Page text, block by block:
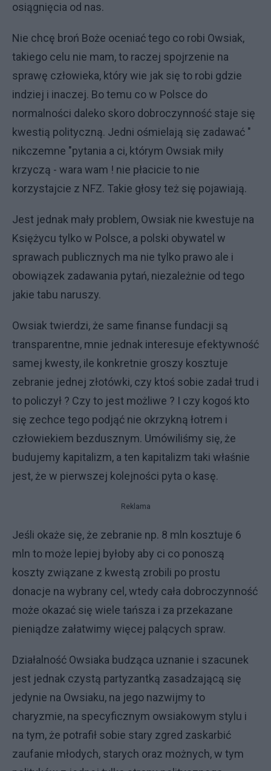
osiągnięcia od nas.
Nie chcę broń Boże oceniać tego co robi Owsiak,
takiego celu nie mam, to raczej spojrzenie na
sprawę człowieka, który wie jak się to robi gdzie
indziej i inaczej. Bo temu co w Polsce do
normalności daleko skoro dobroczynność staje się
kwestią polityczną. Jedni ośmielają się zadawać "
nikczemne "pytania a ci, którym Owsiak miły
krzyczą - wara wam ! nie płacicie to nie
korzystajcie z NFZ. Takie głosy też się pojawiają.
Jest jednak mały problem, Owsiak nie kwestuje na
Księżycu tylko w Polsce, a polski obywatel w
sprawach publicznych ma nie tylko prawo ale i
obowiązek zadawania pytań, niezależnie od tego
jakie tabu naruszy.
Owsiak twierdzi, że same finanse fundacji są
transparentne, mnie jednak interesuje efektywność
samej kwesty, ile konkretnie groszy kosztuje
zebranie jednej złotówki, czy ktoś sobie zadał trud i
to policzył ? Czy to jest możliwe ? I czy kogoś kto
się zechce tego podjąć nie okrzykną łotrem i
człowiekiem bezdusznym. Umówiliśmy się, że
budujemy kapitalizm, a ten kapitalizm taki właśnie
jest, że w pierwszej kolejności pyta o kasę.
Reklama
Jeśli okaże się, że zebranie np. 8 mln kosztuje 6
mln to może lepiej byłoby aby ci co ponoszą
koszty związane z kwestą zrobili po prostu
donacje na wybrany cel, wtedy cała dobroczynność
może okazać się wiele tańsza i za przekazane
pieniądze załatwimy więcej palących spraw.
Działalność Owsiaka budząca uznanie i szacunek
jest jednak czystą partyzantką zasadzającą się
jedynie na Owsiaku, na jego nazwijmy to
charyzmie, na specyficznym owsiakowym stylu i
na tym, że potrafił sobie stary zgred zaskarbić
zaufanie młodych, starych oraz możnych, w tym